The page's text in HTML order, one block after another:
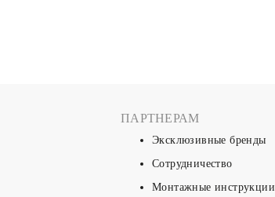
ПАРТНЕРАМ
Эксклюзивные бренды
Сотрудничество
Монтажные инструкции